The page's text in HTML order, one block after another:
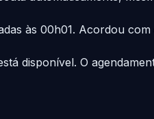
às 00h01. Acordou
disponível. O